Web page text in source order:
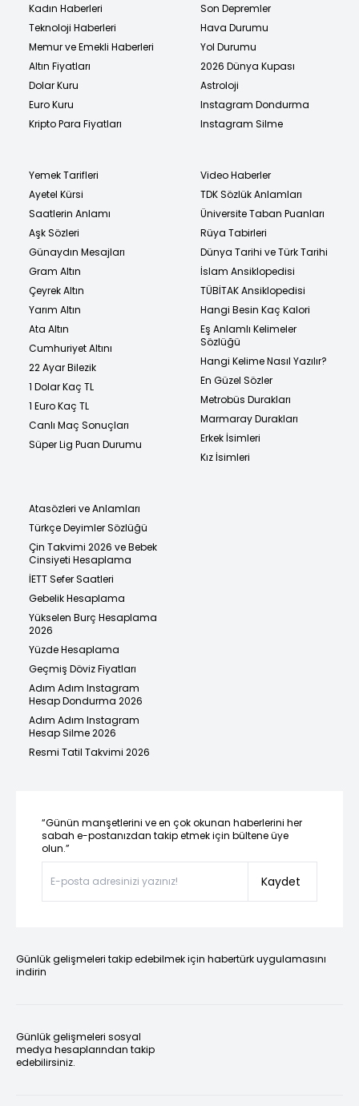
Kadın Haberleri
Teknoloji Haberleri
Memur ve Emekli Haberleri
Altın Fiyatları
Dolar Kuru
Euro Kuru
Kripto Para Fiyatları
Son Depremler
Hava Durumu
Yol Durumu
2026 Dünya Kupası
Astroloji
Instagram Dondurma
Instagram Silme
Yemek Tarifleri
Ayetel Kürsi
Saatlerin Anlamı
Aşk Sözleri
Günaydın Mesajları
Gram Altın
Çeyrek Altın
Yarım Altın
Ata Altın
Cumhuriyet Altını
22 Ayar Bilezik
1 Dolar Kaç TL
1 Euro Kaç TL
Canlı Maç Sonuçları
Süper Lig Puan Durumu
Video Haberler
TDK Sözlük Anlamları
Üniversite Taban Puanları
Rüya Tabirleri
Dünya Tarihi ve Türk Tarihi
İslam Ansiklopedisi
TÜBİTAK Ansiklopedisi
Hangi Besin Kaç Kalori
Eş Anlamlı Kelimeler
Sözlüğü
Hangi Kelime Nasıl Yazılır?
En Güzel Sözler
Metrobüs Durakları
Marmaray Durakları
Erkek İsimleri
Kız İsimleri
Atasözleri ve Anlamları
Türkçe Deyimler Sözlüğü
Çin Takvimi 2026 ve Bebek
Cinsiyeti Hesaplama
İETT Sefer Saatleri
Gebelik Hesaplama
Yükselen Burç Hesaplama
2026
Yüzde Hesaplama
Geçmiş Döviz Fiyatları
Adım Adım Instagram
Hesap Dondurma 2026
Adım Adım Instagram
Hesap Silme 2026
Resmi Tatil Takvimi 2026
“Günün manşetlerini ve en çok okunan haberlerini her
sabah e-postanızdan takip etmek için bültene üye
olun.”
Kaydet
Günlük gelişmeleri takip edebilmek için habertürk uygulamasını
indirin
Günlük gelişmeleri sosyal
medya hesaplarından takip
edebilirsiniz.